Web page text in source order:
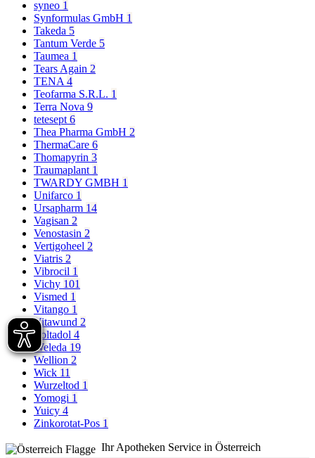
syneo 1
Synformulas GmbH 1
Takeda 5
Tantum Verde 5
Taumea 1
Tears Again 2
TENA 4
Teofarma S.R.L. 1
Terra Nova 9
tetesept 6
Thea Pharma GmbH 2
ThermaCare 6
Thomapyrin 3
Traumaplant 1
TWARDY GMBH 1
Unifarco 1
Ursapharm 14
Vagisan 2
Venostasin 2
Vertigoheel 2
Viatris 2
Vibrocil 1
Vichy 101
Vismed 1
Vitango 1
Vitawund 2
Voltadol 4
Weleda 19
Wellion 2
Wick 11
Wurzeltod 1
Yomogi 1
Yuicy 4
Zinkorotat-Pos 1
Ihr Apotheken Service in Österreich